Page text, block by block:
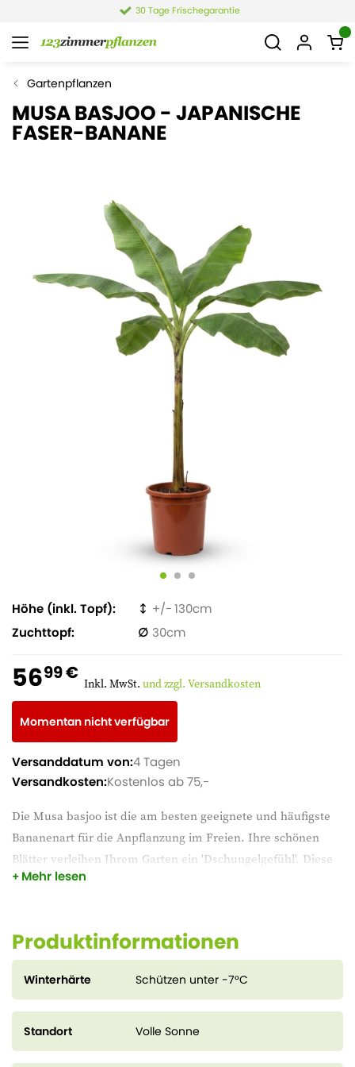
30 Tage Frischegarantie
Gartenpflanzen
MUSA BASJOO - JAPANISCHE
FASER-BANANE
Die Musa basjoo ist die am besten geeignete und häufigste
Bananenart für die Anpflanzung im Freien. Ihre schönen
Blätter verleihen Ihrem Garten ein 'Dschungelgefühl'. Diese
winterharte Banane wächst schnell und bildet riesige
und 70 cm Breite. Diese Bananenpflanze gedeiht gut im
Freiland, aber auch in einem Topf oder Kübel auf der
Terrasse.
Die Blätter sind nicht immergrün, aber die Wurzeln gelten
als winterhart bis -10°C. Schützen Sie sie im Winter gut, denn
Mehr lesen
Höhe (inkl. Topf)
130
Zuchttopf
30
5699 € Inkl. MwSt. und zzgl. Versandkosten
Momentan nicht verfügbar
Versanddatum von:4 Tagen
Versandkosten:Kostenlos ab 75,-
Produktinformationen
Winterhärte Schützen unter -7°C
Standort Volle Sonne